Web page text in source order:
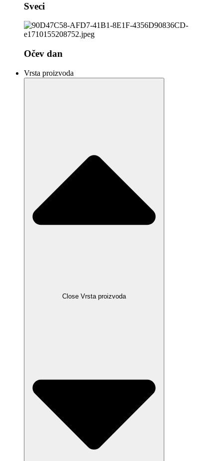
Sveci
Očev dan
Vrsta proizvoda
Close Vrsta proizvoda